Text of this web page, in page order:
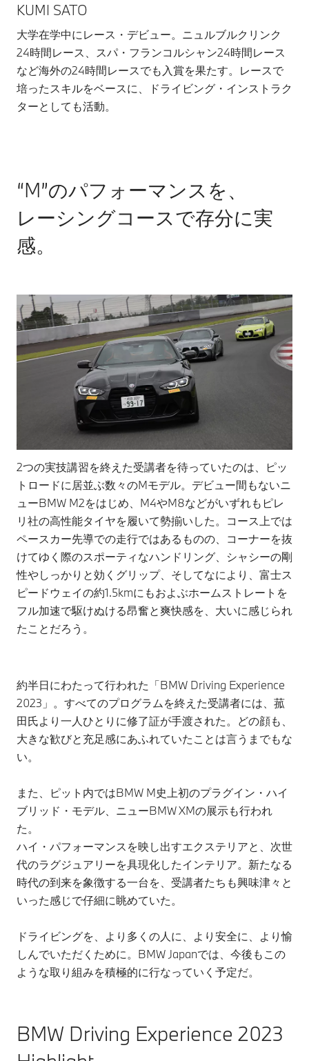
KUMI SATO
大学在学中にレース・デビュー。ニュルブルクリンク
24時間レース、スパ・フランコルシャン24時間レース
など海外の24時間レースでも入賞を果たす。レースで
培ったスキルをベースに、ドライビング・インストラク
ターとしても活動。
“M”のパフォーマンスを、
レーシングコースで存分に実
感。
2つの実技講習を終えた受講者を待っていたのは、ピッ
トロードに居並ぶ数々のMモデル。デビュー間もないニ
ューBMW M2をはじめ、M4やM8などがいずれもピレ
リ社の高性能タイヤを履いて勢揃いした。コース上では
ペースカー先導での走行ではあるものの、コーナーを抜
けてゆく際のスポーティなハンドリング、シャシーの剛
性やしっかりと効くグリップ、そしてなにより、富士ス
ピードウェイの約1.5kmにもおよぶホームストレートを
フル加速で駆けぬける昂奮と爽快感を、大いに感じられ
たことだろう。
約半日にわたって行われた「BMW Driving Experience
2023」。すべてのプログラムを終えた受講者には、菰
田氏より一人ひとりに修了証が手渡された。どの顔も、
大きな歓びと充足感にあふれていたことは言うまでもな
い。
また、ピット内ではBMW M史上初のプラグイン・ハイ
ブリッド・モデル、ニューBMW XMの展示も行われ
た。
ハイ・パフォーマンスを映し出すエクステリアと、次世
代のラグジュアリーを具現化したインテリア。新たなる
時代の到来を象徴する一台を、受講者たちも興味津々と
いった感じで仔細に眺めていた。
ドライビングを、より多くの人に、より安全に、より愉
しんでいただくために。BMW Japanでは、今後もこの
ような取り組みを積極的に行なっていく予定だ。
BMW Driving Experience 2023